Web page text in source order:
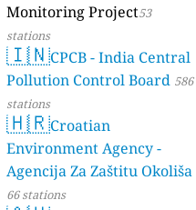
Monitoring Project53
stations
🇮🇳CPCB - India Central
Pollution Control Board 586
stations
🇭🇷Croatian
Environment Agency -
Agencija Za Zaštitu Okoliša
66 stations